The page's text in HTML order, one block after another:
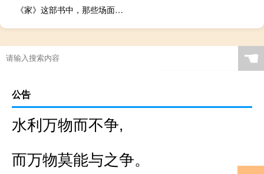
《家》这部书中，那些场面或人物的描写
☚
公告
水利万物而不争,
而万物莫能与之争。